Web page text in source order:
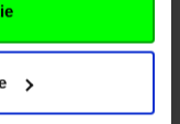
paralizatory